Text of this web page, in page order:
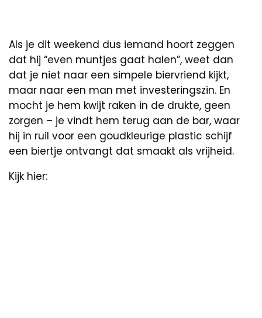
Als je dit weekend dus iemand hoort zeggen
dat hij “even muntjes gaat halen”, weet dan
dat je niet naar een simpele biervriend kijkt,
maar naar een man met investeringszin. En
mocht je hem kwijt raken in de drukte, geen
zorgen – je vindt hem terug aan de bar, waar
hij in ruil voor een goudkleurige plastic schijf
een biertje ontvangt dat smaakt als vrijheid.
Kijk hier: